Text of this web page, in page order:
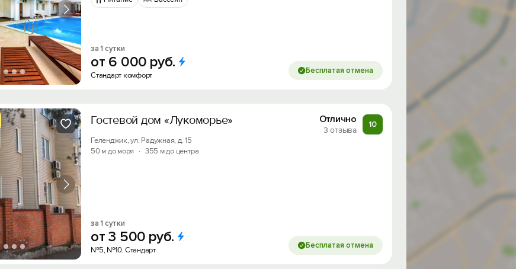
за 1 сутки
от 6 000 руб.
Стандарт комфорт Бесплатая отмена
Гостевой дом «Лукоморье» Отлично
3 отзыва
10
Геленджик, ул. Радужная, д. 15
50 м до моря
· 355 м до центра
за 1 сутки
от3 500 руб.
№5, №10. Стандарт Бесплатая отмена